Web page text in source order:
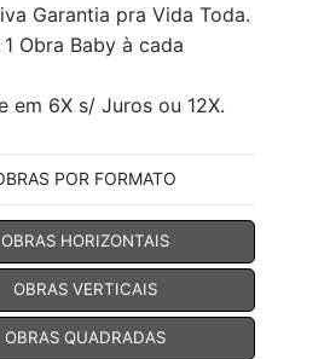
Garantia pra Vida Toda.
Obra Baby à cada
em 6X s/ Juros ou 12X.
POR FORMATO
OBRAS HORIZONTAIS
OBRAS VERTICAIS
OBRAS QUADRADAS